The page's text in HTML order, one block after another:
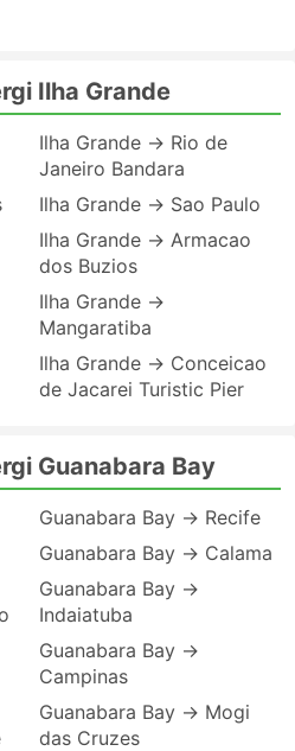
Ilha Grande
Ilha Grande → Rio de
Janeiro Bandara
Ilha Grande → Sao Paulo
Ilha Grande → Armacao
dos Buzios
Ilha Grande →
Mangaratiba
Ilha Grande → Conceicao
de Jacarei Turistic Pier
Guanabara Bay
Guanabara Bay → Recife
Guanabara Bay → Calama
Guanabara Bay →
Indaiatuba
Guanabara Bay →
Campinas
Guanabara Bay → Mogi
das Cruzes